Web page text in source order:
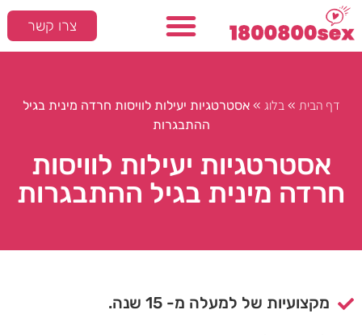
צרו קשר
דף הבית »בלוג »אסטרטגיות יעילות לוויסות חרדה מינית בגיל
ההתבגרות
אסטרטגיות יעילות לוויסות
חרדה מינית בגיל ההתבגרות
מקצועיות של למעלה מ- 15 שנה.